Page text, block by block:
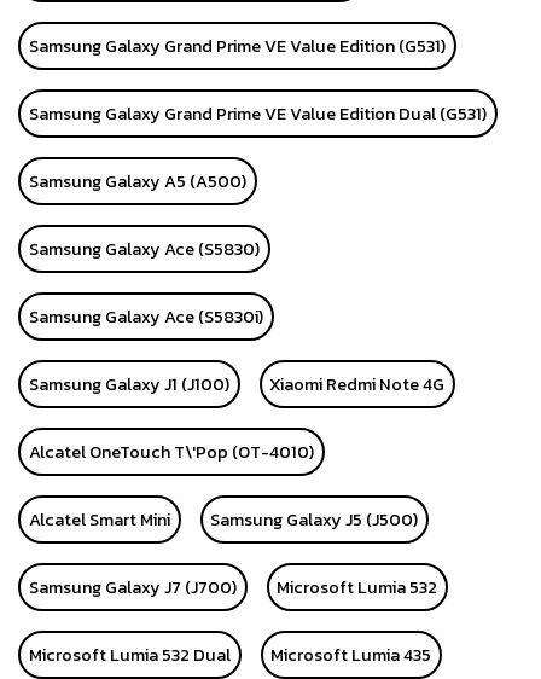
Samsung Galaxy Grand Prime VE Value Edition (G531)
Samsung Galaxy Grand Prime VE Value Edition Dual (G531)
Samsung Galaxy A5 (A500)
Samsung Galaxy Ace (S5830)
Samsung Galaxy Ace (S5830i)
Samsung Galaxy J1 (J100) Xiaomi Redmi Note 4G
Alcatel OneTouch T\'Pop (OT-4010)
Alcatel Smart Mini Samsung Galaxy J5 (J500)
Samsung Galaxy J7 (J700) Microsoft Lumia 532
Microsoft Lumia 532 Dual Microsoft Lumia 435